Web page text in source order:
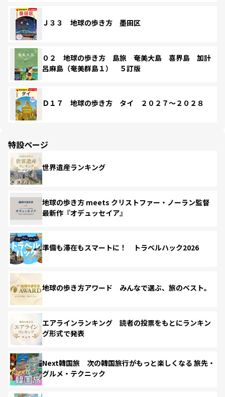
Ｊ３３ 地球の歩き方 墨田区
０２ 地球の歩き方 島旅 奄美大島 喜界島 加計
呂麻島（奄美群島１） ５訂版
Ｄ１７ 地球の歩き方 タイ ２０２７～２０２８
特設ページ
世界遺産ランキング
地球の歩き方 meets クリストファー・ノーラン監督
最新作『オデュッセイア』
準備も滞在もスマートに！ トラベルハック2026
地球の歩き方アワード みんなで選ぶ、旅のベスト。
エアラインランキング 読者の投票をもとにランキン
グ形式で発表
Next韓国旅 次の韓国旅行がもっと楽しくなる 旅先・
グルメ・テクニック